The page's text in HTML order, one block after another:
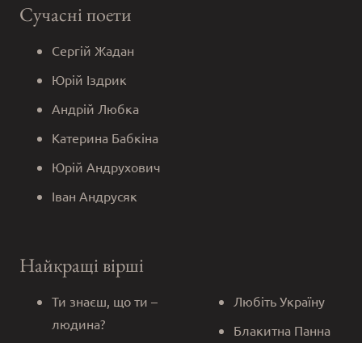
Сучасні поети
Сергій Жадан
Юрій Іздрик
Андрій Любка
Катерина Бабкіна
Юрій Андрухович
Іван Андрусяк
Найкращі вірші
Ти знаєш, що ти –
людина?
Любіть Україну
Блакитна Панна